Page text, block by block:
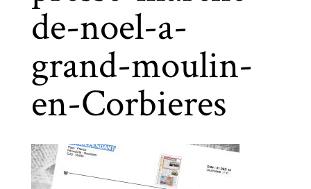
de-noel-a-
grand-moulin-
en-Corbieres